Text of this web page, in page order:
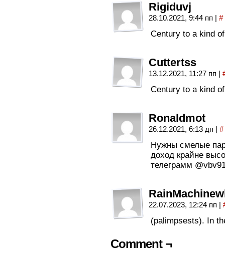
Rigiduvj
28.10.2021, 9:44 пп | #
Century to a kind
Cuttertss
13.12.2021, 11:27 пп |
Century to a kind
Ronaldmot
26.12.2021, 6:13 дп | #
Нужны смелые
доход крайне
телеграмм
22.07.2023, 12:24 пп |
(palimpsests). In
Comment ¬